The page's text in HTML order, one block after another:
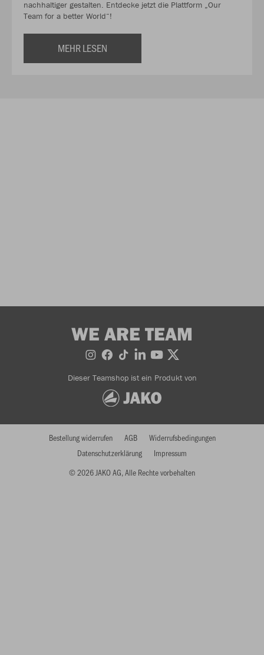
nachhaltiger gestalten. Entdecke jetzt die Plattform „Our
Team for a better World“!
MEHR LESEN
WE ARE TEAM
Dieser Teamshop ist ein Produkt von
© 2026 JAKO AG, Alle Rechte vorbehalten
Bestellung widerrufen AGB
Widerrufsbedingungen
Datenschutzerklärung
Impressum